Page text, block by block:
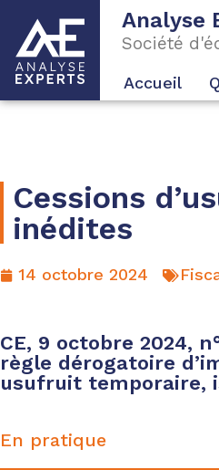
Analyse
Société
Accueil
Cessions
inédites
14 octobre 2024
CE, 9 octobre 2024,
règle dérogatoire
usufruit temporaire,
En pratique